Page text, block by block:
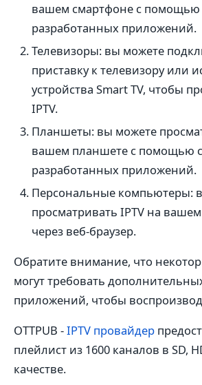
вашем смартфоне с помощью
разработанных приложений.
Телевизоры: вы можете
приставку к телевизору или
устройства Smart TV, чтобы
IPTV.
Планшеты: вы можете
вашем планшете с помощью
разработанных приложений.
Персональные компьютеры:
просматривать IPTV на
через веб-браузер.
Обратите внимание, что
могут требовать
приложений, чтобы
OTTPUB -IPTV провайдер
плейлист из 1600 каналов в SD,
качестве.